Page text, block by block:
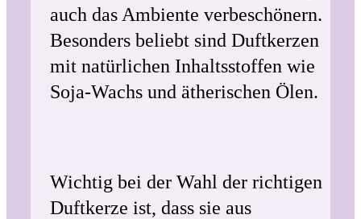
auch das Ambiente verbeschönern.
Besonders beliebt sind Duftkerzen
mit natürlichen Inhaltsstoffen wie
Soja-Wachs und ätherischen Ölen.
Wichtig bei der Wahl der richtigen
Duftkerze ist, dass sie aus